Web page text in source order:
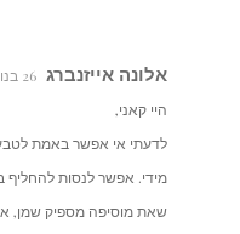
אלונה אייזנברג 26 בנובמבר 2020 בשעה 6:00
היי קאני,
לדעתי אי אפשר באמת
מידי. אפשר לנסות להחליף
שאת מוסיפה מספיק שמן,